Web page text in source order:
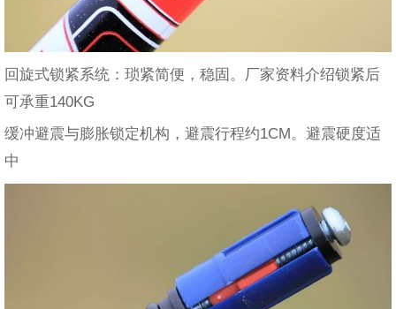
回旋式锁紧系统：琐紧简便，稳固。厂家资料介绍锁紧后
可承重140KG
缓冲避震与膨胀锁定机构，避震行程约1CM。避震硬度适
中